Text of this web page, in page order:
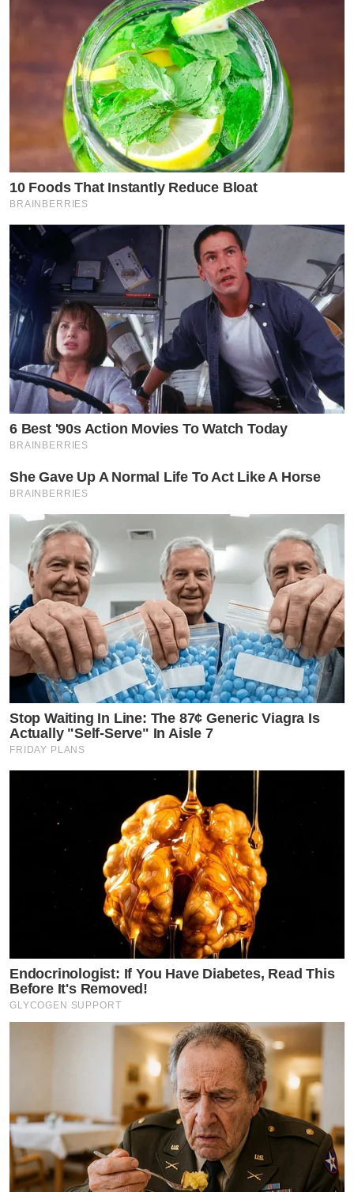
10 Foods That Instantly Reduce Bloat
BRAINBERRIES
6 Best '90s Action Movies To Watch Today
BRAINBERRIES
She Gave Up A Normal Life To Act Like A Horse
BRAINBERRIES
Stop Waiting In Line: The 87¢ Generic Viagra Is
Actually "Self-Serve" In Aisle 7
FRIDAY PLANS
Endocrinologist: If You Have Diabetes, Read This
Before It's Removed!
GLYCOGEN SUPPORT